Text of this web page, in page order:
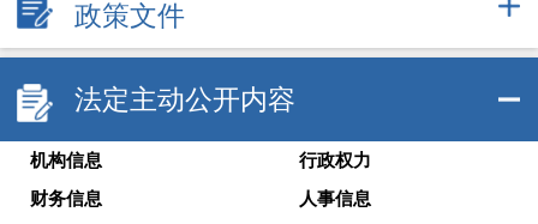
政策文件
法定主动公开内容
机构信息
行政权力
财务信息
人事信息